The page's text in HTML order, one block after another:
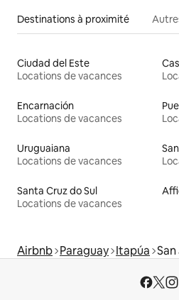
Destinations à proximité
Ciudad del Este
Locations de vacances
Encarnación
Locations de vacances
Uruguaiana
Locations de vacances
Santa Cruz do Sul
Locations de vacances
Airbnb Paraguay Itapúa